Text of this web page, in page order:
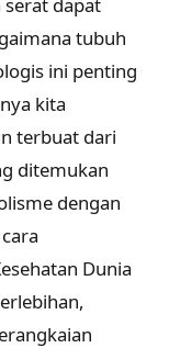
tubuh
ini penting
kita
terbuat dari
ditemukan
dengan
Dunia